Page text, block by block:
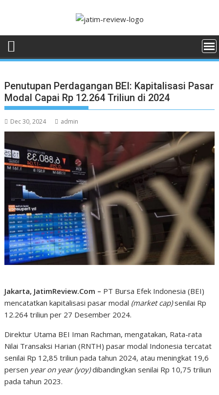
Penutupan Perdagangan BEI: Kapitalisasi Pasar
Modal Capai Rp 12.264 Triliun di 2024
Dec 30, 2024 admin
Jakarta, JatimReview.Com – PT Bursa Efek Indonesia (BEI)
mencatatkan kapitalisasi pasar modal (market cap)senilai Rp
12.264 triliun per 27 Desember 2024.
Direktur Utama BEI Iman Rachman, mengatakan, Rata-rata
Nilai Transaksi Harian (RNTH) pasar modal Indonesia tercatat
senilai Rp 12,85 triliun pada tahun 2024, atau meningkat 19,6
persen year on year (yoy)dibandingkan senilai Rp 10,75 triliun
pada tahun 2023.